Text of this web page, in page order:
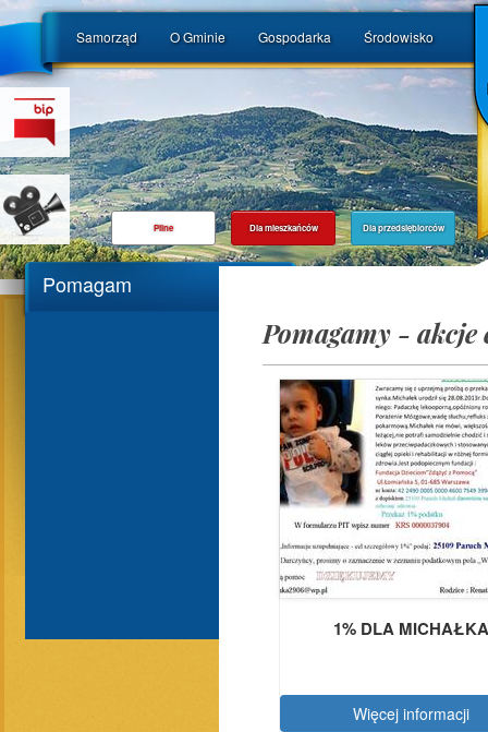
Samorząd O Gminie Gospodarka Środowisko
Pilne Dla mieszkańców Dla przedsiębiorców
Pomagam
Pomagamy -
1% DLA
Więcej informacji